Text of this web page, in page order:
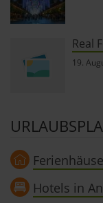
Real
19.
Hotels in